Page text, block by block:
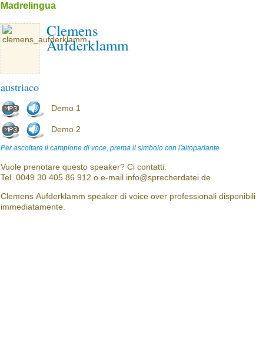
Madrelingua
Clemens
Aufderklamm
austriaco
Demo 1
Demo 2
Per ascoltare il campione di voce, prema il simbolo con l'altoparlante
Vuole prenotare questo speaker? Ci contatti.
Tel. 0049 30 405 86 912 o e-mail info@sprecherdatei.de
Clemens Aufderklamm speaker di voice over professionali disponibili
immediatamente.